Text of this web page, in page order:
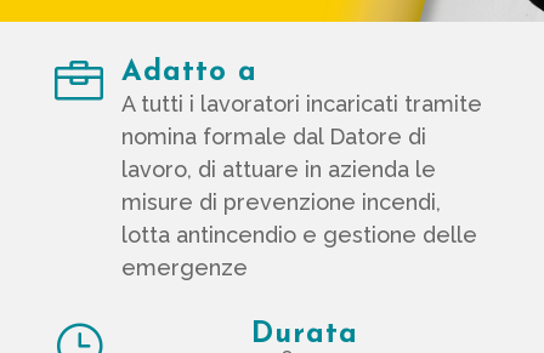
 Adatto a
A tutti i lavoratori incaricati tramite
nomina formale dal Datore di
lavoro, di attuare in azienda le
misure di prevenzione incendi,
lotta antincendio e gestione delle
emergenze
Durata